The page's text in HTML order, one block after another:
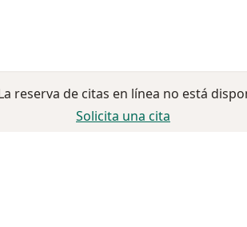
reserva de citas en línea no está
Solicita una cita